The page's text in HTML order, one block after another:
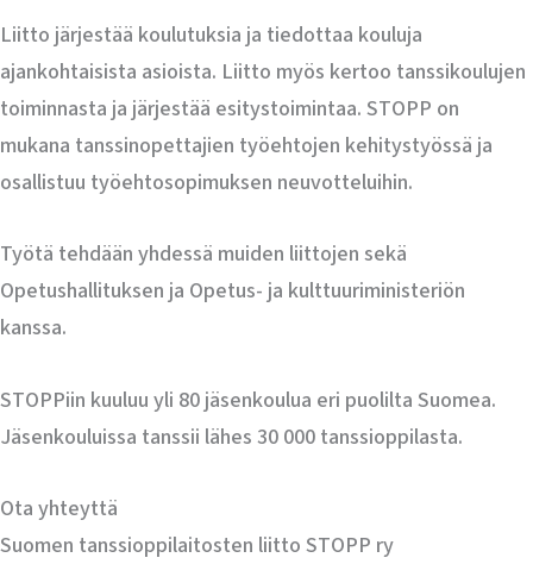
Liitto järjestää koulutuksia ja tiedottaa kouluja
ajankohtaisista asioista. Liitto myös kertoo tanssikoulujen
toiminnasta ja järjestää esitystoimintaa. STOPP on
mukana tanssinopettajien työehtojen kehitystyössä ja
osallistuu työehtosopimuksen neuvotteluihin.
Työtä tehdään yhdessä muiden liittojen sekä
Opetushallituksen ja Opetus- ja kulttuuriministeriön
kanssa.
STOPPiin kuuluu yli 80 jäsenkoulua eri puolilta Suomea.
Jäsenkouluissa tanssii lähes 30 000 tanssioppilasta.
Ota yhteyttä
Suomen tanssioppilaitosten liitto STOPP ry